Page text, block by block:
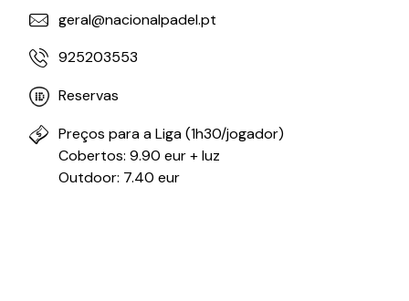
geral@nacionalpadel.pt
925203553
Reservas
Preços para a Liga (1h30/jogador)
​Cobertos: 9.90 eur + luz
Outdoor: 7.40 eur